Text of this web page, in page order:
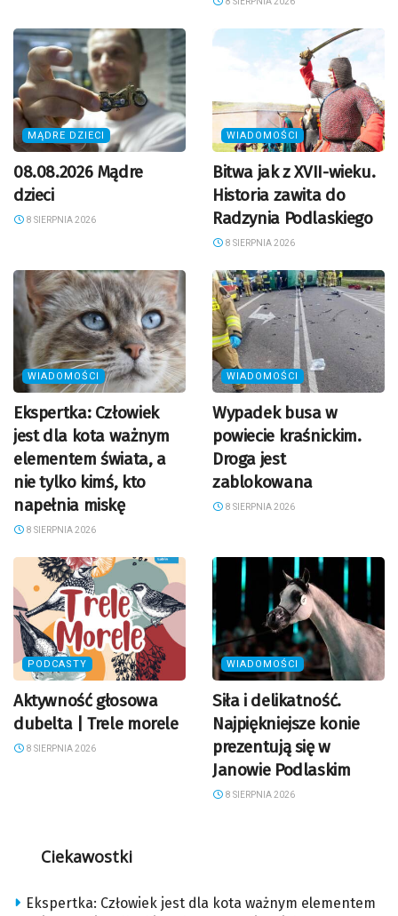
MĄDRE DZIECI
08.08.2026 Mądre
dzieci
8 SIERPNIA 2026
WIADOMOŚCI
Bitwa jak z XVII-wieku.
Historia zawita do
Radzynia Podlaskiego
8 SIERPNIA 2026
WIADOMOŚCI
Ekspertka: Człowiek
jest dla kota ważnym
elementem świata, a
nie tylko kimś, kto
napełnia miskę
8 SIERPNIA 2026
WIADOMOŚCI
Wypadek busa w
powiecie kraśnickim.
Droga jest
zablokowana
8 SIERPNIA 2026
PODCASTY
Aktywność głosowa
dubelta | Trele morele
8 SIERPNIA 2026
WIADOMOŚCI
Siła i delikatność.
Najpiękniejsze konie
prezentują się w
Janowie Podlaskim
8 SIERPNIA 2026
Ciekawostki
Ekspertka: Człowiek jest dla kota ważnym elementem